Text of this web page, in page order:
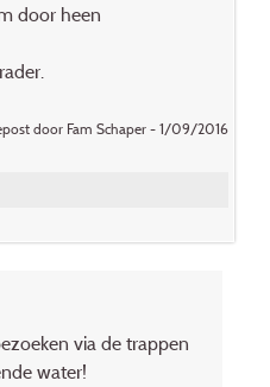
door heen
door Fam Schaper - 1/09/2016
via de trappen
water!